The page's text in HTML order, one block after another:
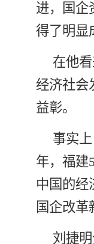
进，国企
得了明显
在他
经济社会
益彰。
事实
年，福建
中国的经
国企改革
刘捷